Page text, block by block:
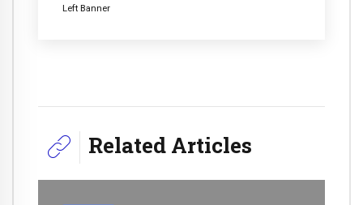
Left Banner
Related Articles